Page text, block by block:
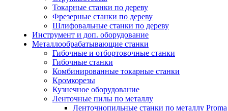
Токарные станки по дереву
Фрезерные станки по дереву
Шлифовальные станки по дереву
Инструмент и доп. оборудование
Металлообрабатывающие станки
Гибочные и отбортовочные станки
Гибочные станки
Комбинированные токарные станки
Кромкорезы
Кузнечное оборудование
Ленточные пилы по металлу
Ленточнопильные станки по металлу Proma